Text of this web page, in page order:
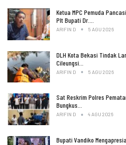
Ketua MPC Pemuda
Plt Bupati Dr.…
ARIFIN D 5 AGU 2026
DLH Kota Bekasi Tindak
Cileungsi…
ARIFIN D 5 AGU 2026
Sat Reskrim Polres
Bungkus…
ARIFIN D 4 AGU 2026
Bupati Vandiko